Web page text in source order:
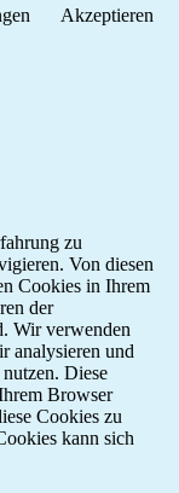
Akzeptieren
zu
Von diesen
Cookies in Ihrem
der
Wir verwenden
analysieren und
Diese
Browser
Cookies zu
kann sich